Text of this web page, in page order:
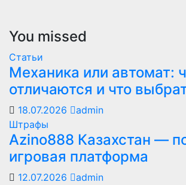
You missed
Статьи
Механика или автомат:
отличаются и что
18.07.2026
admin
Штрафы
Azino888 Казахстан —
игровая платформа
12.07.2026
admin